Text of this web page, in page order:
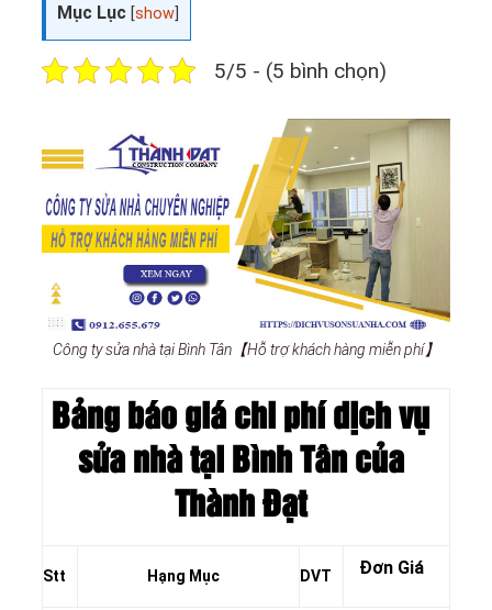
Mục Lục [show
5/5 - (5 bình chọn)
Công ty sửa nhà tại Bình Tân【Hỗ trợ khách hàng miễn phí】
Bảng báo giá chi phí dịch vụ
sửa nhà tại Bình Tân của
Thành Đạt
Stt Hạng Mục DVT Đơn Giá